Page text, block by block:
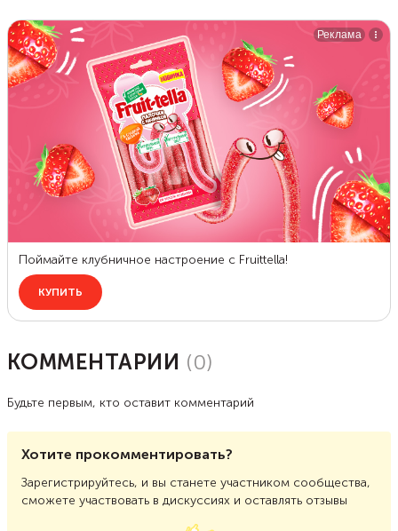
КОММЕНТАРИИ (0)
Будьте первым, кто оставит комментарий
Хотите прокомментировать?
Зарегистрируйтесь, и вы станете участником сообщества,
сможете участвовать в дискуссиях и оставлять отзывы